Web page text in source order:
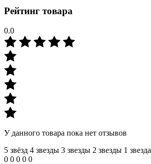
Рейтинг товара
0.0
У данного товара пока нет отзывов
5 звёзд 4 звeзды 3 звeзды 2 звeзды 1 звeзда
0 0 0 0 0